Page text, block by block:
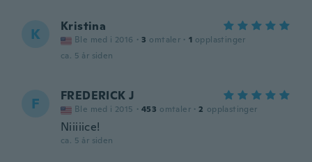
K Kristina
Ble med i 2016 · 3 omtaler · 1 opplastinger
ca. 5 år siden
F FREDERICK J
Ble med i 2015 · 453 omtaler · 2 opplastinger
Niiiiice!
ca. 5 år siden